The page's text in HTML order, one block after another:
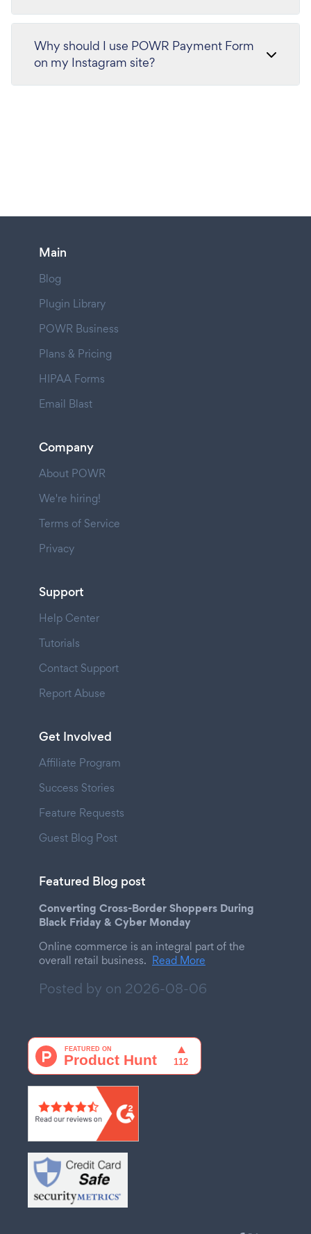
Why should I use POWR Payment Form
on my Instagram site?
Main
Blog
Plugin Library
POWR Business
Plans & Pricing
HIPAA Forms
Email Blast
Company
About POWR
We're hiring!
Terms of Service
Privacy
Support
Help Center
Tutorials
Contact Support
Report Abuse
Get Involved
Affiliate Program
Success Stories
Feature Requests
Guest Blog Post
Featured Blog post
Converting Cross-Border Shoppers During
Black Friday & Cyber Monday
Online commerce is an integral part of the
overall retail business. Read More
Posted by on 2026-08-06